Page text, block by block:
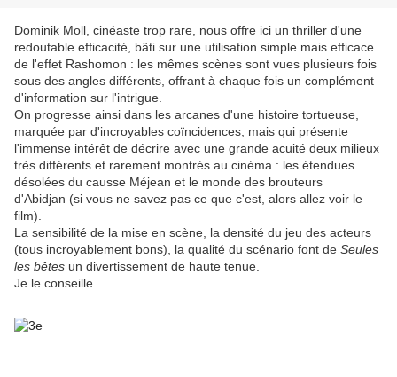
Dominik Moll, cinéaste trop rare, nous offre ici un thriller d'une
redoutable efficacité, bâti sur une utilisation simple mais efficace
de l'effet Rashomon : les mêmes scènes sont vues plusieurs fois
sous des angles différents, offrant à chaque fois un complément
d'information sur l'intrigue.
On progresse ainsi dans les arcanes d'une histoire tortueuse,
marquée par d'incroyables coïncidences, mais qui présente
l'immense intérêt de décrire avec une grande acuité deux milieux
très différents et rarement montrés au cinéma : les étendues
désolées du causse Méjean et le monde des brouteurs
d'Abidjan (si vous ne savez pas ce que c'est, alors allez voir le
film).
La sensibilité de la mise en scène, la densité du jeu des acteurs
(tous incroyablement bons), la qualité du scénario font de Seules
les bêtes un divertissement de haute tenue.
Je le conseille.